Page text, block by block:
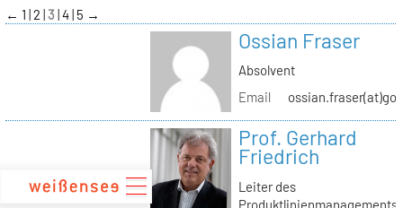
zum
Inhalt
← 1 2 3 4 5 →
Ossian Fraser
Absolvent
Email
Prof. Gerhard
Friedrich
Leiter des
Produktlinienmanagements